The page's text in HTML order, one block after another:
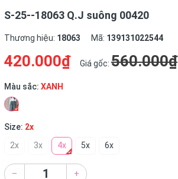
S-25--18063 Q.J suông 00420
Thương hiệu: 18063 Mã: 139131022544
420.000₫ Giá gốc: 560.000₫
Màu sắc: XANH
Size: 2x
2x
3x 4x 5x 6x
– +